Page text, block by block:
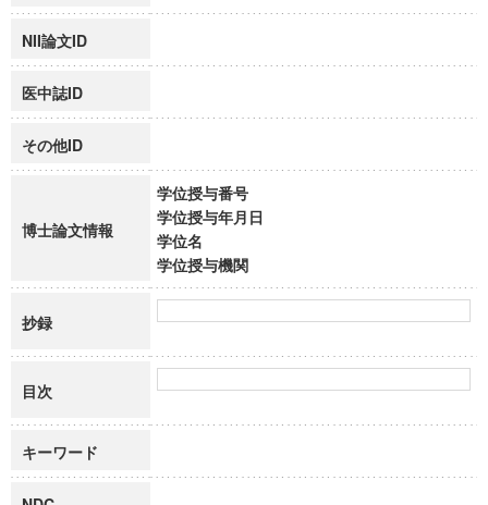
NII論文ID
医中誌ID
その他ID
博士論文情報
学位授与番号
学位授与年月日
学位名
学位授与機関
抄録
目次
キーワード